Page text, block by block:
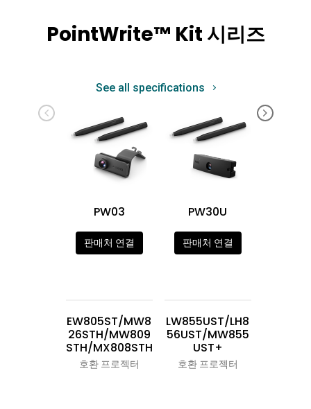
PointWrite™ Kit 시리즈
See all specifications
PW03
판매처 연결
EW805ST/MW8
26STH/MW809
STH/MX808STH
호환 프로젝터
PW30U
판매처 연결
LW855UST/LH8
56UST/MW855
UST+
호환 프로젝터